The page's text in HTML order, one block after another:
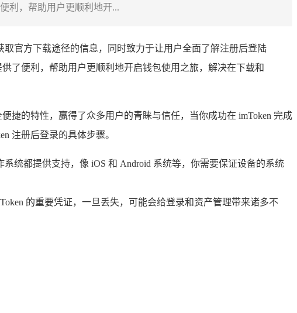
利，帮助用户更顺利地开...
官方下载途径的信息，同时致力于让用户全面了解注册后登陆
了便利，帮助用户更顺利地开启钱包使用之旅，解决在下载和
捷的特性，赢得了众多用户的青睐与信任，当你成功在 imToken 完成
注册后登录的具体步骤。
统都提供支持，像 iOS 和 Android 系统等，你需要保证设备的系统
的重要凭证，一旦丢失，可能会给登录和资产管理带来诸多不